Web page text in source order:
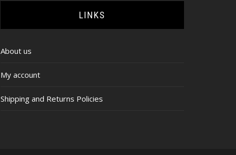
LINKS
About us
My account
Shipping and Returns Policies